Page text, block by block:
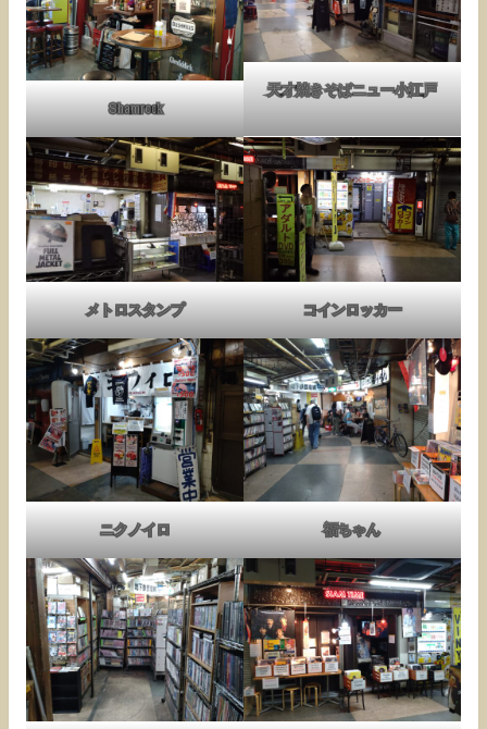
Shamrock
天才焼きそばニュー小江戸
メトロスタンプ コインロッカー
ニクノイロ 福ちゃん